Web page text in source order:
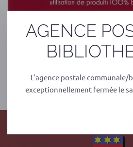
PRÉCÉDENT
AGENCE
L'agence postale communale/
exceptionnellement fermée le